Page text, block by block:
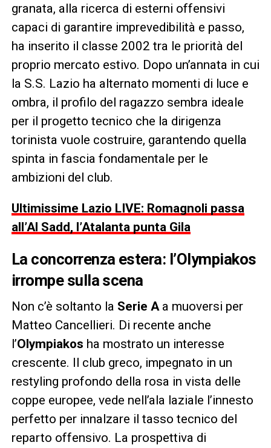
granata, alla ricerca di esterni offensivi
capaci di garantire imprevedibilità e passo,
ha inserito il classe 2002 tra le priorità del
proprio mercato estivo. Dopo un’annata in cui
la S.S. Lazio ha alternato momenti di luce e
ombra, il profilo del ragazzo sembra ideale
per il progetto tecnico che la dirigenza
torinista vuole costruire, garantendo quella
spinta in fascia fondamentale per le
ambizioni del club.
Ultimissime Lazio LIVE: Romagnoli passa
all’Al Sadd, l’Atalanta punta Gila
La concorrenza estera: l’Olympiakos
irrompe sulla scena
Non c’è soltanto la Serie Aa muoversi per
Matteo Cancellieri. Di recente anche
l’Olympiakos ha mostrato un interesse
crescente. Il club greco, impegnato in un
restyling profondo della rosa in vista delle
coppe europee, vede nell’ala laziale l’innesto
perfetto per innalzare il tasso tecnico del
reparto offensivo. La prospettiva di